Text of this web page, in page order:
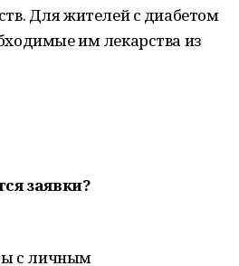
Для жителей с диабетом
им лекарства из
заявки?
с личным